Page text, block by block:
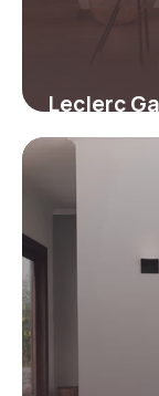
Leclerc
2026